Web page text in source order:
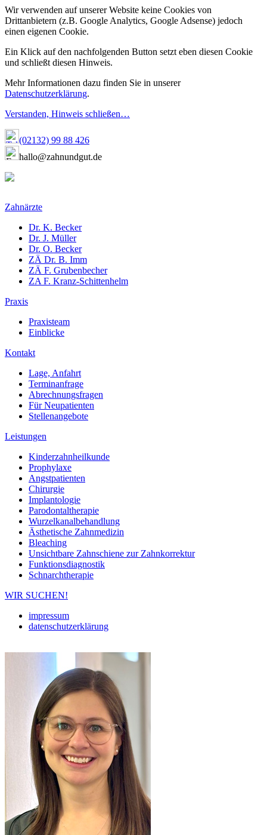
Wir verwenden auf unserer Website keine Cookies von
Drittanbietern (z.B. Google Analytics, Google Adsense) jedoch
einen eigenen Cookie.
Ein Klick auf den nachfolgenden Button setzt eben diesen Cookie
und schließt diesen Hinweis.
Mehr Informationen dazu finden Sie in unserer
Datenschutzerklärung.
Verstanden, Hinweis schließen…
(02132) 99 88 426
hallo@zahnundgut.de
Zahnärzte
Dr. K. Becker
Dr. J. Müller
Dr. O. Becker
ZÄ Dr. B. Imm
ZÄ F. Grubenbecher
ZA F. Kranz-Schittenhelm
Praxis
Praxisteam
Einblicke
Kontakt
Lage, Anfahrt
Terminanfrage
Abrechnungsfragen
Für Neupatienten
Stellenangebote
Leistungen
Kinderzahnheilkunde
Prophylaxe
Angstpatienten
Chirurgie
Implantologie
Parodontaltherapie
Wurzelkanalbehandlung
Ästhetische Zahnmedizin
Bleaching
Unsichtbare Zahnschiene zur Zahnkorrektur
Funktionsdiagnostik
Schnarchtherapie
WIR SUCHEN!
impressum
datenschutzerklärung